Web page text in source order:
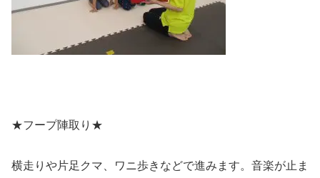
★フープ陣取り★
横走りや片足クマ、ワニ歩きなどで進みます。音楽が止ま